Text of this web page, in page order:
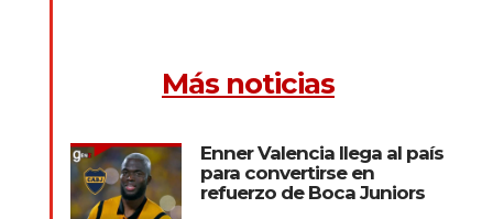
Más noticias
Enner Valencia llega al país
para convertirse en
refuerzo de Boca Juniors